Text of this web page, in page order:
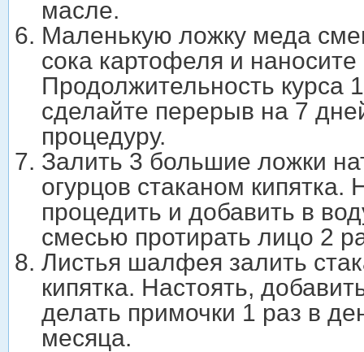
масле.
Маленькую ложку меда
сока картофеля и
Продолжительность курса
сделайте перерыв на 7
процедуру.
Залить 3 большие ложки
огурцов стаканом кипятка.
процедить и добавить в
смесью протирать лицо 2
Листья шалфея залить
кипятка. Настоять,
делать примочки 1 раз в
месяца.